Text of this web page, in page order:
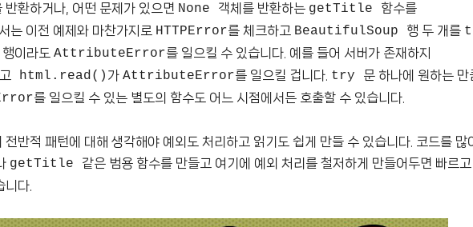
환하거나, 어떤 문제가 있으면 None 객체를 반환하는 getTitle 함수를
는 이전 예제와 마찬가지로 HTTPError를 체크하고 BeautifulSoup 행 두 개를
이라도 AttributeError를 일으킬 수 있습니다. 예를 들어 서버가 존재하지
html.read() 가 AttributeError를 일으킬 겁니다. try 문 하나에 원하는
를 일으킬 수 있는 별도의 함수도 어느 시점에서든 호출할 수 있습니다.
반적 패턴에 대해 생각해야 예외도 처리하고 읽기도 쉽게 만들 수 있습니다. 코드를 많
getTitle 같은 범용 함수를 만들고 여기에 예외 처리를 철저하게 만들어두면 빠르
니다.